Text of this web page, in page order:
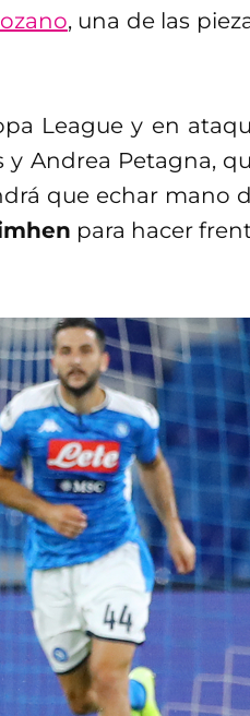
, una de las
League y en
Andrea Petagna,
que echar mano
para hacer